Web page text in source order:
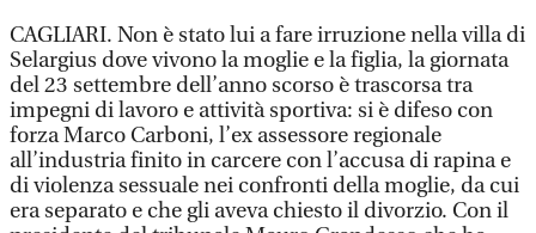
CAGLIARI. Non è stato lui a fare irruzione nella villa di
Selargius dove vivono la moglie e la figlia, la giornata
del 23 settembre dell’anno scorso è trascorsa tra
impegni di lavoro e attività sportiva: si è difeso con
forza Marco Carboni, l’ex assessore regionale
all’industria finito in carcere con l’accusa di rapina e
di violenza sessuale nei confronti della moglie, da cui
era separato e che gli aveva chiesto il divorzio. Con il